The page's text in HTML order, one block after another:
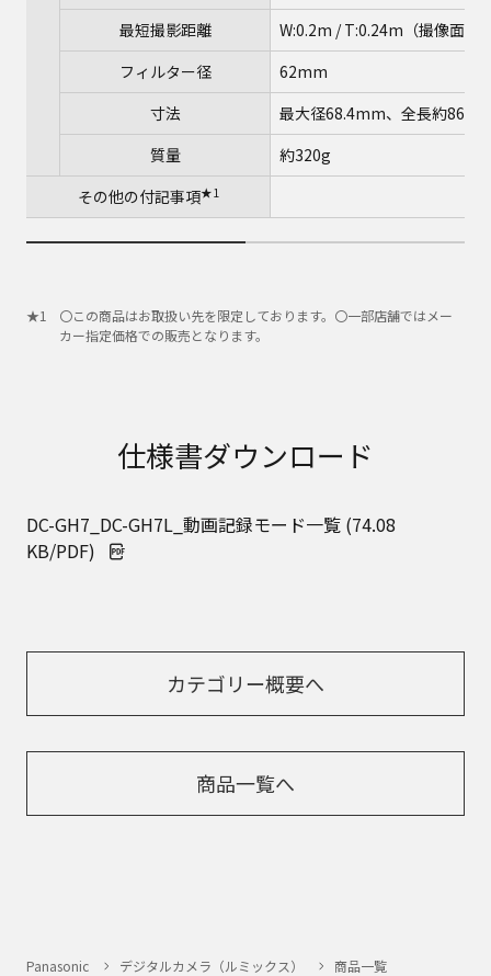
最短撮影距離
W:0.2m / T:0.24m（撮像面か
フィルター径
62mm
寸法
最大径68.4mm、全長約
質量
約320g
その他の付記事項★1
〇この商品はお取扱い先を限定しております。〇一部店舗ではメー
カー指定価格での販売となります。
仕様書ダウンロード
DC-GH7_DC-GH7L_動画記録モード一覧 (74.08
KB/PDF)
カテゴリー概要へ
商品一覧へ
Panasonic デジタルカメラ（ルミックス）
商品一覧